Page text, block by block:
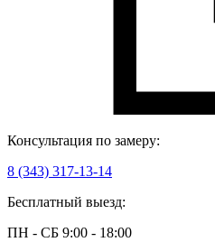
Консультация по замеру:
8 (343) 317-13-14
Бесплатный выезд:
ПН - СБ 9:00 - 18:00